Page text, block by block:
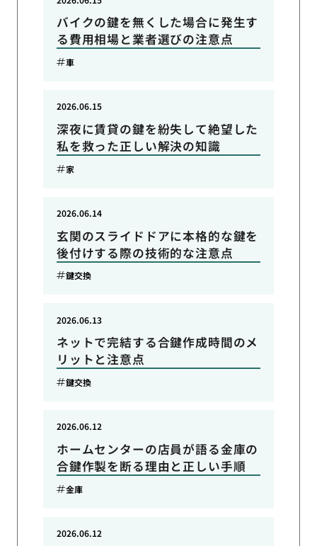
バイクの鍵を無くした場合に発生す
る費用相場と業者選びの注意点
車
深夜に賃貸の鍵を紛失して絶望した
私を救った正しい解決の知識
2026.06.15
家
玄関のスライドドアに本格的な鍵を
後付けする際の技術的な注意点
2026.06.14
鍵交換
ネットで完結する合鍵作成時間のメ
リットと注意点
2026.06.13
鍵交換
ホームセンターの店員が語る金庫の
合鍵作製を断る理由と正しい手順
2026.06.12
金庫
2026.06.12